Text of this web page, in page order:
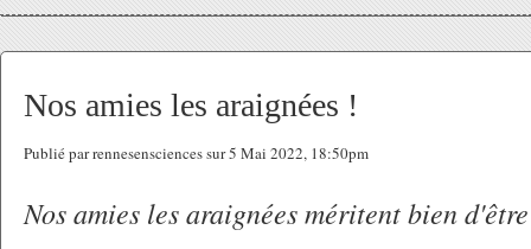
Nos amies les araignées !
Publié par rennesensciences sur 5 Mai 2022, 18:50pm
Nos amies les araignées méritent bien